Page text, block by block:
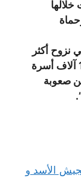
خلالها
نزوح أكثر
من 1700 عائلة جديدة وانضمامها إلى 110 آلاف أسرة
صعوبة
الأسد و